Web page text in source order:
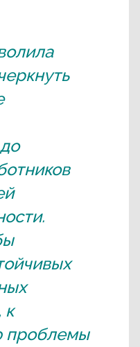
к
проблемы